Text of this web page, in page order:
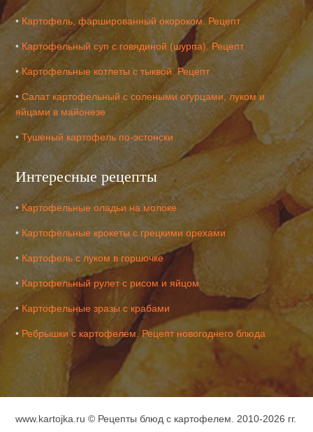
• Картофель, фаршированный окороком. Рецепт
• Картофельный суп с говядиной (шурпа). Рецепт
• Картофельные котлеты с тыквой. Рецепт
•Салат картофельный с солеными огурцами, луком и
яйцами в майонезе
•Тушеный картофель по-эстонски
Интересные рецепты
• Картофельные оладьи на молоке
• Картофельные крокеты с грецкими орехами
• Картофель с луком в горшочке
• Картофельный рулет с рисом и яйцом
• Картофельные зразы с крабами
• Ребрышки с картофелем. Рецепт новогоднего блюда
www.kartojka.ru © Рецепты блюд с картофелем . 2010-2026 гг.